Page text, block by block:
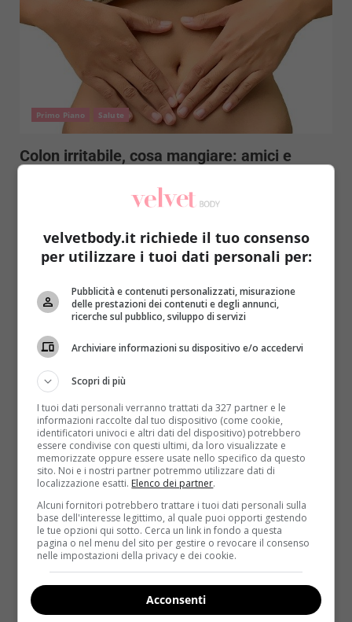
Primo Piano Salute
Colon irritabile, cosa mangiare: amici e
7 Settembre 2020
salute che affligge molte persone. Le cause
possono...
Read More
Colite: qual è il problema?
Redazione 10 Febbraio 2017
molecolare di resine, polisaccaridi e polifenoli, per il
trattamento della Sindrome...
velvetbody.it richiede il tuo consenso
per utilizzare i tuoi dati personali per:
Pubblicità e contenuti personalizzati, misurazione
delle prestazioni dei contenuti e degli annunci,
ricerche sul pubblico, sviluppo di servizi
Archiviare informazioni su dispositivo e/o accedervi
Scopri di più
I tuoi dati personali verranno trattati da 327 partner e le
informazioni raccolte dal tuo dispositivo (come cookie,
identificatori univoci e altri dati del dispositivo) potrebbero
essere condivise con questi ultimi, da loro visualizzate e
memorizzate oppure essere usate nello specifico da questo
sito. Noi e i nostri partner potremmo utilizzare dati di
localizzazione esatti. Elenco dei partner.
Alcuni fornitori potrebbero trattare i tuoi dati personali sulla
base dell'interesse legittimo, al quale puoi opporti gestendo
le tue opzioni qui sotto. Cerca un link in fondo a questa
pagina o nel menu del sito per gestire o revocare il consenso
nelle impostazioni della privacy e dei cookie.
Acconsenti